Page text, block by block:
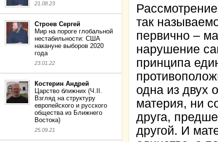
21.08.23
Строев Сергей
Мир на пороге глобальной
нестабильности: США
накануне выборов 2020
года
23.01.22
Костерин Андрей
Царство ближних (Ч.II.
Взгляд на структуру
европейского и русского
общества из Ближнего
Востока)
25.09.21
так
первично –
нарушение
принципа
одна из двух
материя, ни
друга,
другой. И